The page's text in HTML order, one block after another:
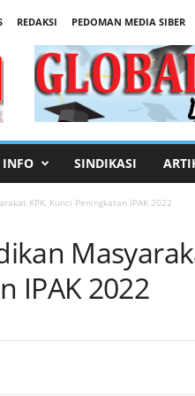
REDAKSI PEDOMAN MEDIA SIBER
SINDIKASI
KPK, Kunci Peningkatan IPAK 2022
IPAK 2022